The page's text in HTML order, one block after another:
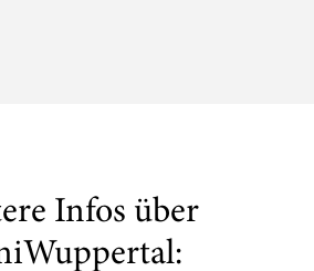
Abschlussarbeiten
Infos über